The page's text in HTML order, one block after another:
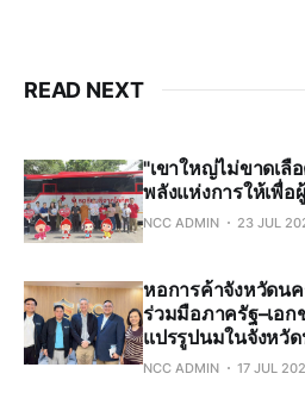
READ NEXT
"เขาใหญ่ไม่ขาดเลื
พลังแห่งการให้เพื่อ
NCC ADMIN 23 JUL
หอการค้าจังหวัดน
ร่วมมือภาครัฐ–เอ
แปรรูปนมในจังหวั
NCC ADMIN 17 JUL